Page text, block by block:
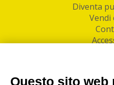
Diventa
Vendi
Questo sito